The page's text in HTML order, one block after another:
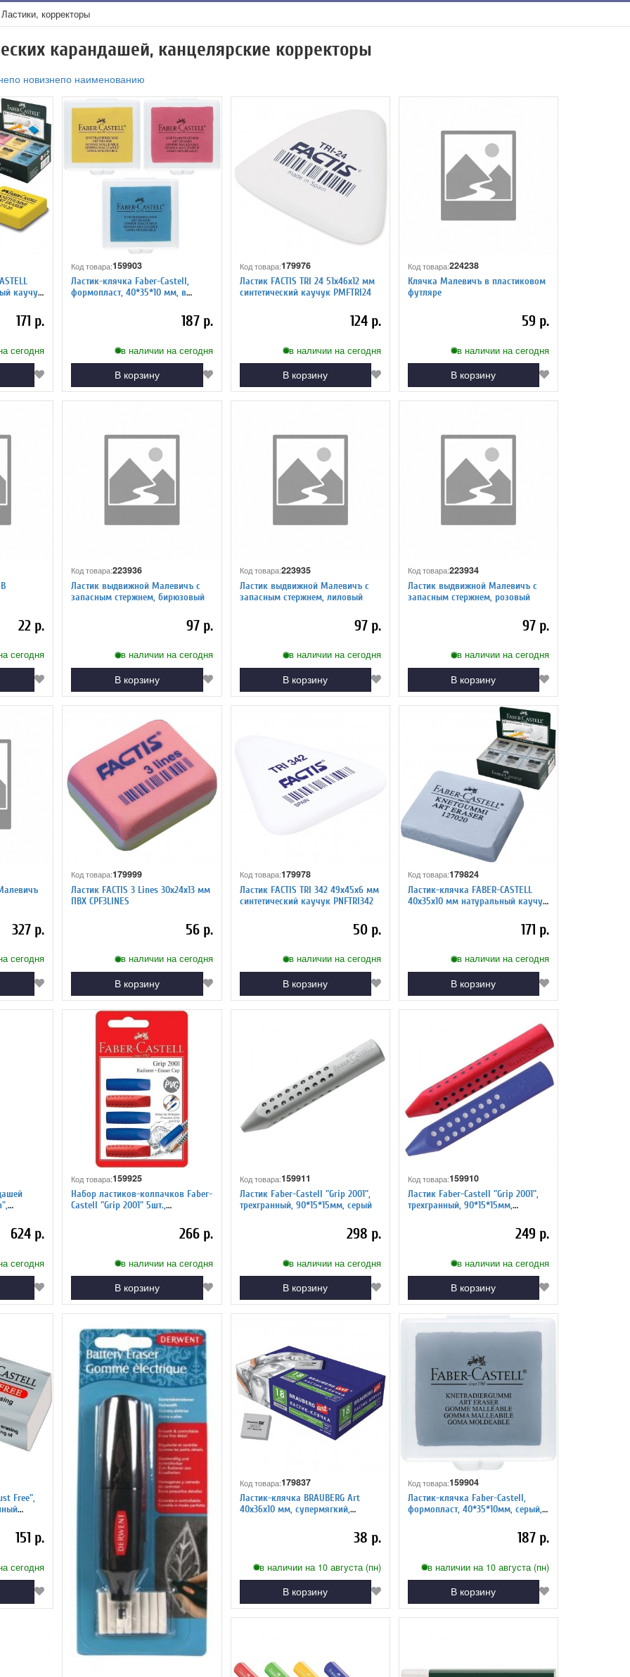
Ластики, корректоры
карандашей, канцелярские корректоры
по новизнепо наименованию
каучук
171 р.
сегодня
Код товара:159903
Ластик-клячка Faber-Castell,
формопласт, 40*35*10 мм, в
187 р.
в наличии на сегодня
В корзину
Код товара:179976
Ластик FACTIS TRI 24 51х46х12 мм
синтетический каучук PMFTRI24
124 р.
в наличии на сегодня
В корзину
Код товара:224238
Клячка Малевичъ в пластиковом
футляре
59 р.
в наличии на сегодня
В корзину
22 р.
сегодня
Код товара:223936
Ластик выдвижной Малевичъ с
запасным стержнем, бирюзовый
97 р.
в наличии на сегодня
В корзину
Код товара:223935
Ластик выдвижной Малевичъ с
запасным стержнем, лиловый
97 р.
в наличии на сегодня
В корзину
Код товара:223934
Ластик выдвижной Малевичъ с
запасным стержнем, розовый
97 р.
в наличии на сегодня
В корзину
327 р.
сегодня
Код товара:179999
Ластик FACTIS 3 Lines 30х24х13 мм
ПВХ CPF3LINES
56 р.
в наличии на сегодня
В корзину
Код товара:179978
Ластик FACTIS TRI 342 49х45х6 мм
синтетический каучук PNFTRI342
50 р.
в наличии на сегодня
В корзину
Код товара:179824
Ластик-клячка FABER-CASTELL
40х35х10 мм натуральный каучук
171 р.
в наличии на сегодня
В корзину
624 р.
сегодня
Код товара:159925
Набор ластиков-колпачков Faber-
Castell "Grip 2001" 5шт.,
266 р.
в наличии на сегодня
В корзину
Код товара:159911
Ластик Faber-Castell "Grip 2001",
трехгранный, 90*15*15мм, серый
298 р.
в наличии на сегодня
В корзину
Код товара:159910
Ластик Faber-Castell "Grip 2001",
трехгранный, 90*15*15мм,
249 р.
в наличии на сегодня
В корзину
Free",
151 р.
сегодня
Код товара:179837
Ластик-клячка BRAUBERG Art
40х36х10 мм, супермягкий,
38 р.
в наличии на 10 августа (пн)
В корзину
Код товара:159904
Ластик-клячка Faber-Castell,
формопласт, 40*35*10мм, серый,
187 р.
в наличии на 10 августа (пн)
В корзину